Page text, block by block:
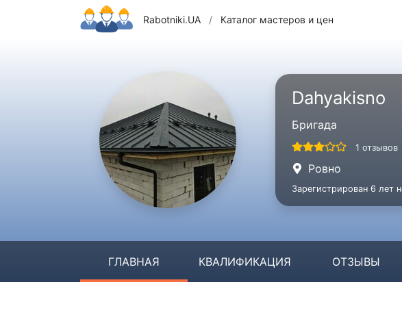
Rabotniki.UA / Каталог мастеров и цен
Dahyakisno
Бригада
1 отзывов
Ровно
Зарегистрирован 6 лет
ГЛАВНАЯ КВАЛИФИКАЦИЯ ОТЗЫВЫ